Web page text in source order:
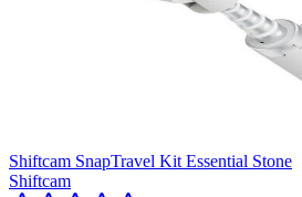
Shiftcam SnapTravel Kit Essential Stone
Shiftcam